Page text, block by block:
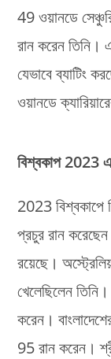
49 ওয়ানডে
রান করেন তিনি।
যেভাবে ব্যাটিং
ওয়ানডে
বিশ্বকাপ 2023
2023 বিশ্বকাপে
প্রচুর রান
রয়েছে।
খেলেছিলেন
করেন।
95 রান করেন।